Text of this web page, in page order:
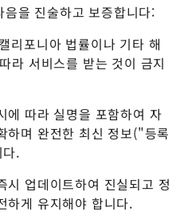
을 진술하고 보증합니다:
리포니아 법률이나 기타 해
라 서비스를 받는 것이 금지
에 따라 실명을 포함하여 자
하며 완전한 최신 정보("등록
.
시 업데이트하여 진실되고 정
하게 유지해야 합니다.